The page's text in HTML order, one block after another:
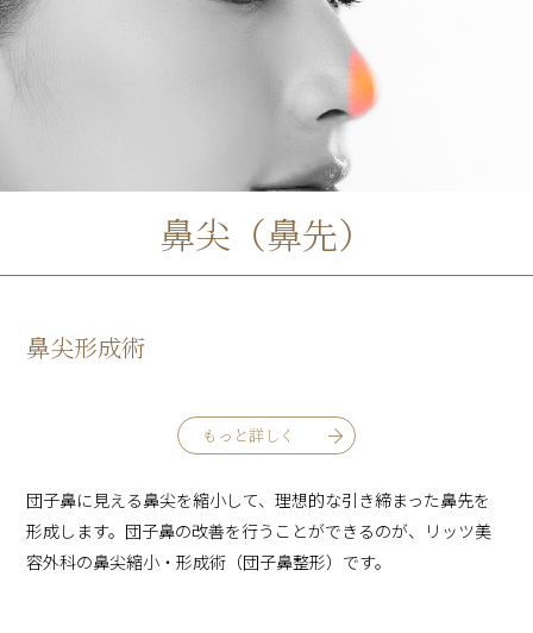
鼻尖（鼻先）
鼻尖形成術
もっと詳しく
団子鼻に見える鼻尖を縮小して、理想的な引き締まった鼻先を
形成します。団子鼻の改善を行うことができるのが、リッツ美
容外科の鼻尖縮小・形成術（団子鼻整形）です。